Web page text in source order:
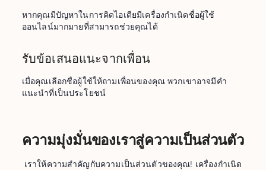
หากคุณมีปัญหาในการคิดไอเดียมีเครื่องกำเนิดชื่อผู้ใช้
ออนไลน์มากมายที่สามารถช่วยคุณได้
รับข้อเสนอแนะจากเพื่อน
เมื่อคุณเลือกชื่อผู้ใช้ให้ถามเพื่อนของคุณ พวกเขาอาจมีคำ
แนะนำที่เป็นประโยชน์
ความมุ่งมั่นของเราสู่ความเป็นส่วนตัว
เราให้ความสำคัญกับความเป็นส่วนตัวของคุณ! เครื่องกำเนิด